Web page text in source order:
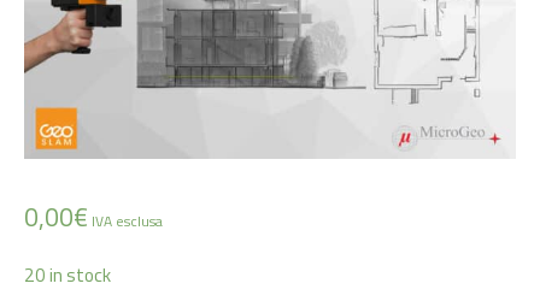
0,00€ IVA esclusa
20 in stock